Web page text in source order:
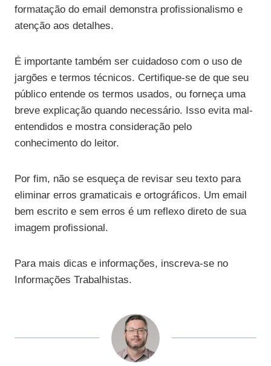
formatação do email demonstra profissionalismo e
atenção aos detalhes.
É importante também ser cuidadoso com o uso de
jargões e termos técnicos. Certifique-se de que seu
público entende os termos usados, ou forneça uma
breve explicação quando necessário. Isso evita mal-
entendidos e mostra consideração pelo
conhecimento do leitor.
Por fim, não se esqueça de revisar seu texto para
eliminar erros gramaticais e ortográficos. Um email
bem escrito e sem erros é um reflexo direto de sua
imagem profissional.
Para mais dicas e informações, inscreva-se no
Informações Trabalhistas.